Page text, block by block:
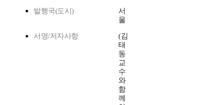
발행국(도시)
서
울
서명/저자사항
(김
태
동
교
수
와
함
께